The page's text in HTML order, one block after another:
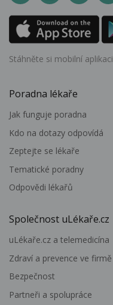
Stáhněte si mobilní aplikaci
Poradna lékaře
Jak funguje poradna
Kdo na dotazy odpovídá
Zeptejte se lékaře
Tematické poradny
Odpovědi lékařů
Společnost uLékaře.cz
uLékaře.cz a telemedicína
Zdraví a prevence ve firmě
Bezpečnost
Partneři a spolupráce